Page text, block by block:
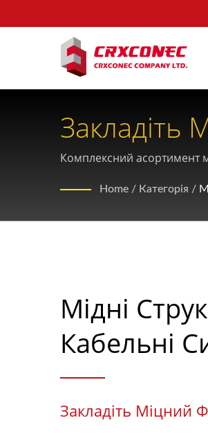
Рішень
Комплексний асортимент
Home / Категорія /
Мідні
Кабельні
Закладіть Міцний